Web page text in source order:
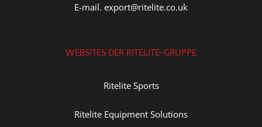
E-mail. export@ritelite.co.uk
WEBSITES DER RITELITE-GRUPPE
Ritelite Sports
Ritelite Equipment Solutions